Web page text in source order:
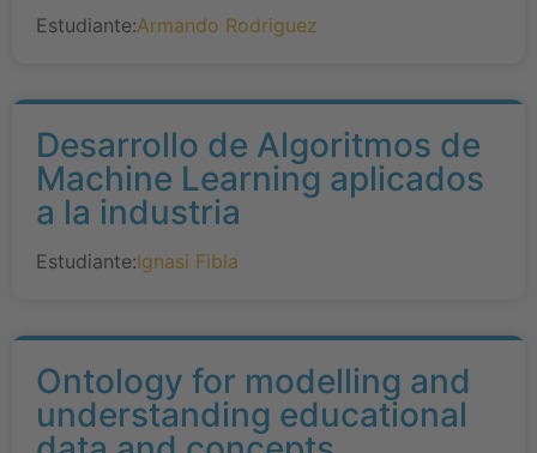
Estudiante:Armando Rodriguez
Desarrollo de Algoritmos de
Machine Learning aplicados
a la industria
Estudiante:Ignasi Fibla
Ontology for modelling and
understanding educational